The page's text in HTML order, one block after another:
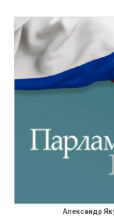
Александр